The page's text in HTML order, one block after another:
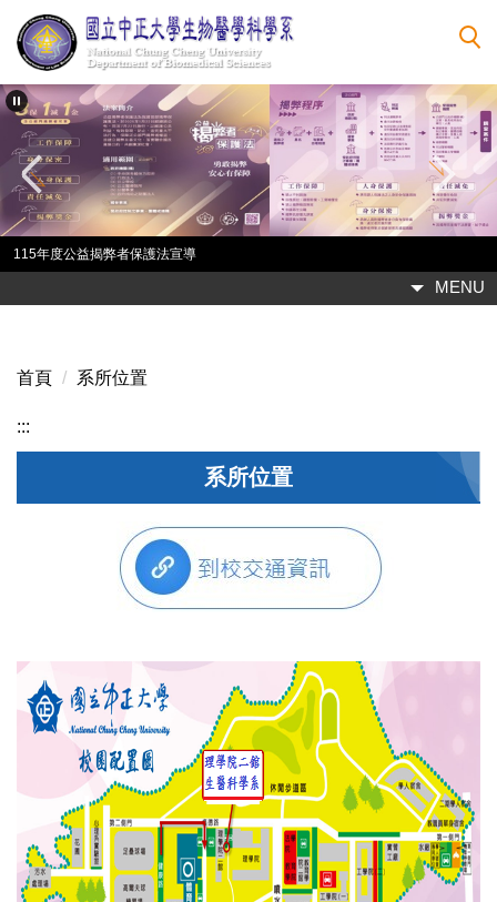
跳
到
主
要
內
容
區
115年度公益揭弊者保護法宣導
MENU
首頁 系所位置
:::
系所位置